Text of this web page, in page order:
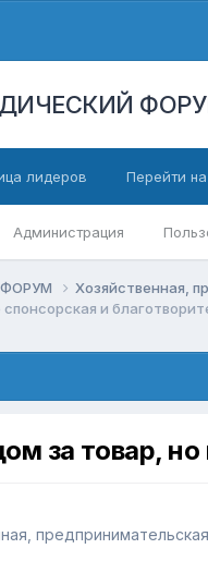
Администрация
лидеров Перейти
Хозяйственная,
и
за товар,